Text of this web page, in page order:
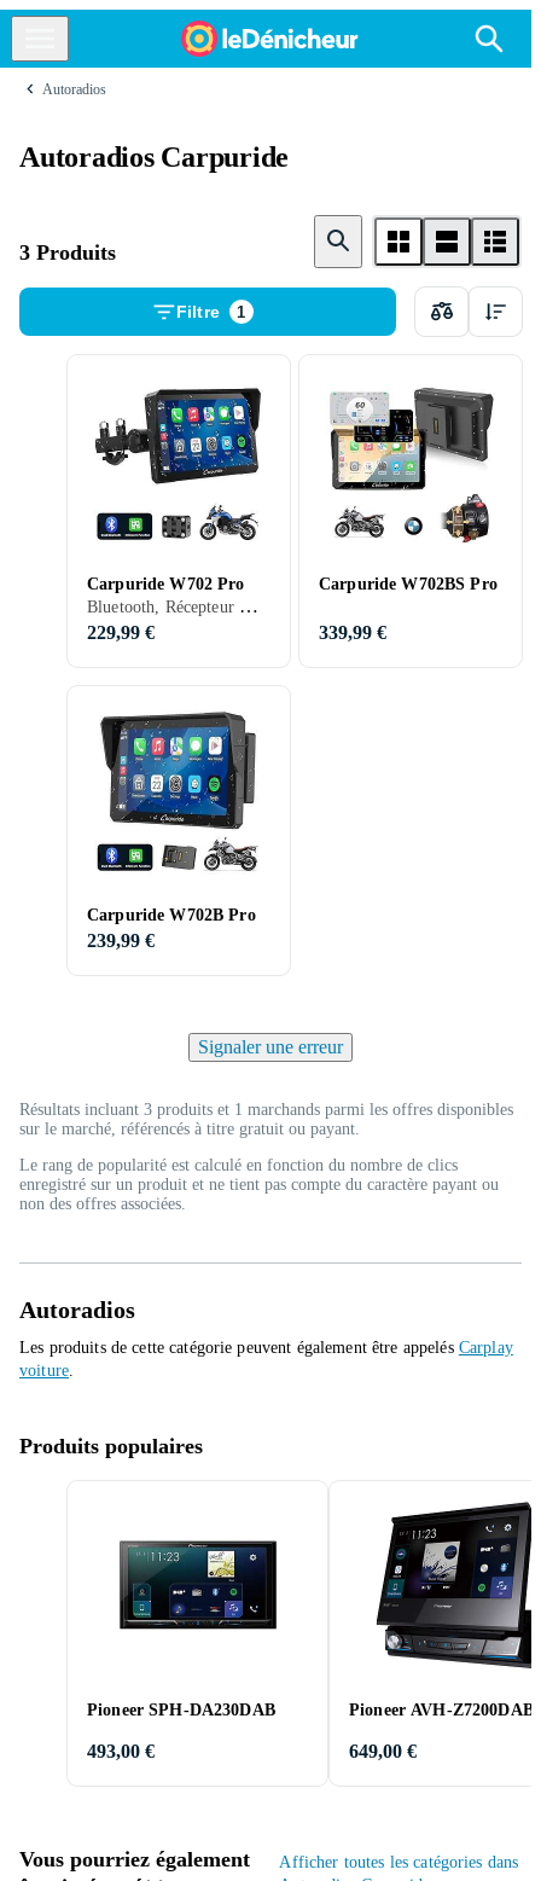
Autoradios
Autoradios Carpuride
3 Produits
Filtre 1
Carpuride W702 Pro
Bluetooth, Récepteur GPS, Apple CarPlay, Android Auto, Ecran tactile
229,99 €
Carpuride W702BS Pro
339,99 €
Carpuride W702B Pro
239,99 €
Signaler une erreur
Résultats incluant 3 produits et 1 marchands parmi les offres disponibles
sur le marché, référencés à titre gratuit ou payant.
Le rang de popularité est calculé en fonction du nombre de clics
enregistré sur un produit et ne tient pas compte du caractère payant ou
non des offres associées.
Autoradios
Les produits de cette catégorie peuvent également être appelés Carplay
voiture.
Produits populaires
Pioneer SPH-DA230DAB
493,00 €
Pioneer AVH-Z7200DAB
649,00 €
Vous pourriez également
Afficher toutes les catégories dans